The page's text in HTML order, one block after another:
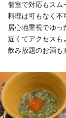
個室で対応もスム
料理は可もなく不
居心地重視でゆ
近くてアクセスも
飲み放題のお酒も